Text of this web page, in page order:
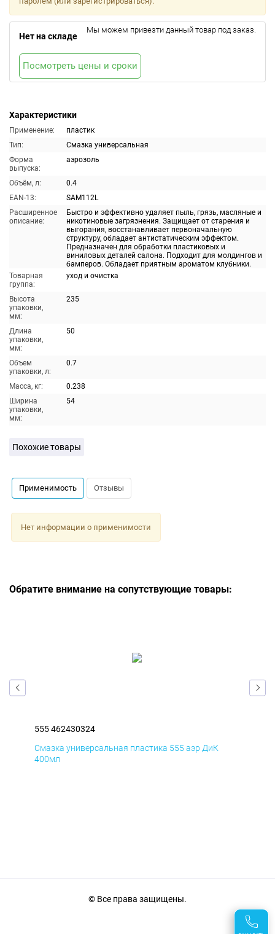
Характеристики
Применение:
пластик
Тип:
Смазка универсальная
Форма
выпуска:
аэрозоль
Объём, л:
0.4
EAN-13:
SAM112L
Расширенное
описание:
Быстро и эффективно удаляет пыль, грязь, масляные и
никотиновые загрязнения. Защищает от старения и
выгорания, восстанавливает первоначальную
структуру, обладает антистатическим эффектом.
Предназначен для обработки пластиковых и
виниловых деталей салона. Подходит для молдингов и
бамперов. Обладает приятным ароматом клубники.
Товарная
группа:
уход и очистка
Высота
упаковки,
мм:
235
Длина
упаковки,
мм:
50
Объем
упаковки, л:
0.7
Масса, кг:
0.238
Ширина
упаковки,
мм:
54
Нет на складе
Мы можем привезти данный товар под заказ.
Посмотреть цены и сроки
Похожие товары
Применимость Отзывы
Нет информации о применимости
Обратите внимание на сопутствующие товары:
555 462430324
Смазка универсальная пластика 555 аэр ДиК
400мл
© Все права защищены.